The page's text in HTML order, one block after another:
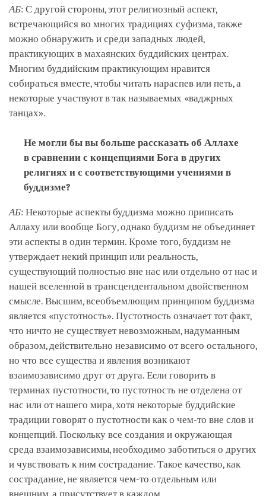
АБ: С другой стороны, этот религиозный аспект,
встречающийся во многих традициях суфизма, также
можно обнаружить и среди западных людей,
практикующих в махаянских буддийских центрах.
Многим буддийским практикующим нравится
собираться вместе, чтобы читать нараспев или петь, а
некоторые участвуют в так называемых «ваджрных
танцах».
Не могли бы вы больше рассказать об Аллахе
в сравнении с концепциями Бога в других
религиях и с соответствующими учениями в
буддизме?
АБ: Некоторые аспекты буддизма можно приписать
Аллаху или вообще Богу, однако буддизм не объединяет
эти аспекты в один термин. Кроме того, буддизм не
утверждает некий принцип или реальность,
существующий полностью вне нас или отдельно от нас и
нашей вселенной в трансцендентальном двойственном
смысле. Высшим, всеобъемлющим принципом буддизма
является «пустотность». Пустотность означает тот факт,
что ничто не существует невозможным, надуманным
образом, действительно независимо от всего остального,
но что все существа и явления возникают
взаимозависимо друг от друга. Еcли говорить в
терминах пустотности, то пустотность не отделена от
нас или от нашего мира, хотя некоторые буддийские
традиции говорят о пустотности как о чем-то вне слов и
концепций. Поскольку все создания и окружающая
среда взаимозависимы, необходимо заботиться о других
и чувствовать к ним сострадание. Такое качество, как
сострадание, не является чем-то отдельным или